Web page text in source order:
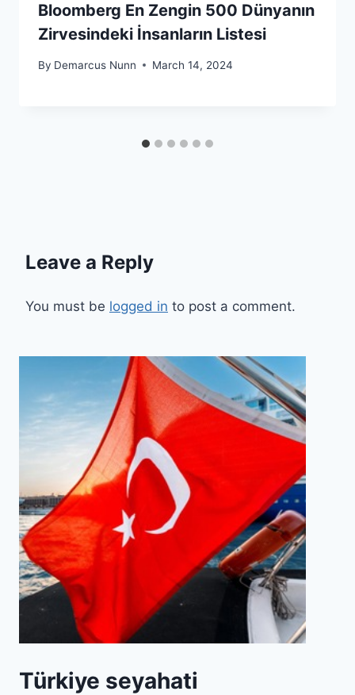
Bloomberg En Zengin 500 Dünyanın
Zirvesindeki İnsanların Listesi
By Demarcus Nunn March 14, 2024
Leave a Reply
You must be logged in to post a comment.
Türkiye seyahati